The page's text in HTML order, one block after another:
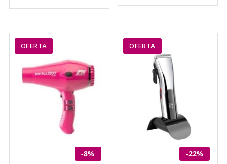
de
desde
hasta
8,30€
OFERTA
-8%
OFERTA
-22%